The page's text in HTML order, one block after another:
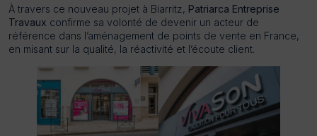
À travers ce nouveau projet à Biarritz, Patriarca Entreprise
Travaux confirme sa volonté de devenir un acteur de
référence dans l’aménagement de points de vente en France,
en misant sur la qualité, la réactivité et l’écoute client.